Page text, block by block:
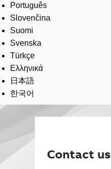
Português
Slovenčina
Suomi
Svenska
Türkçe
Ελληνικά
日本語
한국어
Contact us